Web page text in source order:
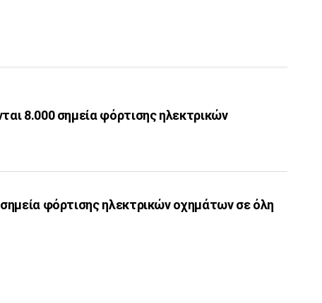
8.000 σημεία φόρτισης ηλεκτρικών
φόρτισης ηλεκτρικών οχημάτων σε όλη